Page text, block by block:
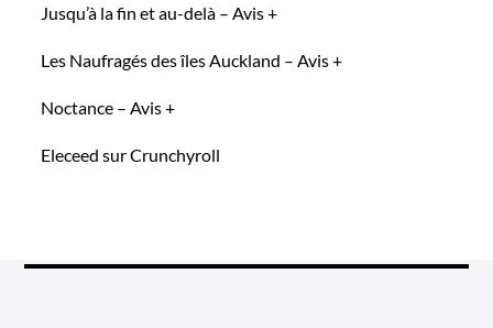
Jusqu’à la fin et au-delà – Avis +
Les Naufragés des îles Auckland – Avis +
Noctance – Avis +
Eleceed sur Crunchyroll